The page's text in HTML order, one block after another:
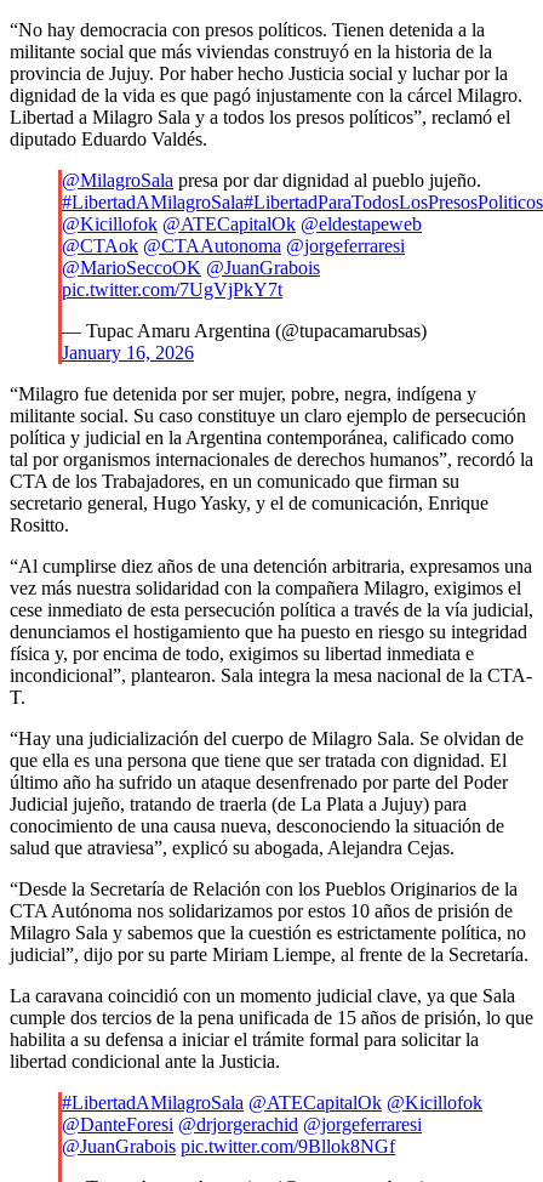
“No hay democracia con presos políticos. Tienen detenida a la
militante social que más viviendas construyó en la historia de la
provincia de Jujuy. Por haber hecho Justicia social y luchar por la
dignidad de la vida es que pagó injustamente con la cárcel Milagro.
Libertad a Milagro Sala y a todos los presos políticos”, reclamó el
diputado Eduardo Valdés.
@MilagroSala presa por dar dignidad al pueblo jujeño.
#LibertadAMilagroSala#LibertadParaTodosLosPresosPoliticos
@Kicillofok @ATECapitalOk @eldestapeweb
@CTAok @CTAAutonoma @jorgeferraresi
@MarioSeccoOK @JuanGrabois
pic.twitter.com/7UgVjPkY7t
— Tupac Amaru Argentina (@tupacamarubsas)
January 16, 2026
“Milagro fue detenida por ser mujer, pobre, negra, indígena y
militante social. Su caso constituye un claro ejemplo de persecución
política y judicial en la Argentina contemporánea, calificado como
tal por organismos internacionales de derechos humanos”, recordó la
CTA de los Trabajadores, en un comunicado que firman su
secretario general, Hugo Yasky, y el de comunicación, Enrique
Rositto.
“Al cumplirse diez años de una detención arbitraria, expresamos una
vez más nuestra solidaridad con la compañera Milagro, exigimos el
cese inmediato de esta persecución política a través de la vía judicial,
denunciamos el hostigamiento que ha puesto en riesgo su integridad
física y, por encima de todo, exigimos su libertad inmediata e
incondicional”, plantearon. Sala integra la mesa nacional de la CTA-
T.
“Hay una judicialización del cuerpo de Milagro Sala. Se olvidan de
que ella es una persona que tiene que ser tratada con dignidad. El
último año ha sufrido un ataque desenfrenado por parte del Poder
Judicial jujeño, tratando de traerla (de La Plata a Jujuy) para
conocimiento de una causa nueva, desconociendo la situación de
salud que atraviesa”, explicó su abogada, Alejandra Cejas.
“Desde la Secretaría de Relación con los Pueblos Originarios de la
CTA Autónoma nos solidarizamos por estos 10 años de prisión de
Milagro Sala y sabemos que la cuestión es estrictamente política, no
judicial”, dijo por su parte Miriam Liempe, al frente de la Secretaría.
La caravana coincidió con un momento judicial clave, ya que Sala
cumple dos tercios de la pena unificada de 15 años de prisión, lo que
habilita a su defensa a iniciar el trámite formal para solicitar la
libertad condicional ante la Justicia.
#LibertadAMilagroSala @ATECapitalOk @Kicillofok
@DanteForesi @drjorgerachid @jorgeferraresi
@JuanGrabois pic.twitter.com/9Bllok8NGf